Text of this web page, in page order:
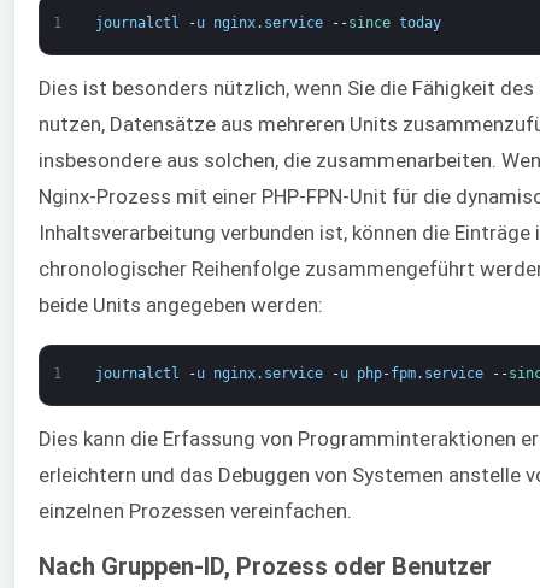
1 journalctl -u nginx. service --since today
Dies ist besonders nützlich, wenn Sie die Fähigkeit
nutzen, Datensätze aus mehreren Units
insbesondere aus solchen, die zusammenarbeiten.
Nginx-Prozess mit einer PHP-FPN-Unit für die
Inhaltsverarbeitung verbunden ist, können die Einträge
chronologischer Reihenfolge zusammengeführt
beide Units angegeben werden:
1 journalctl -u nginx. service -u php-fpm. service --
Dies kann die Erfassung von Programminteraktionen
erleichtern und das Debuggen von Systemen anstelle
einzelnen Prozessen vereinfachen.
Nach Gruppen-ID, Prozess oder Benutzer